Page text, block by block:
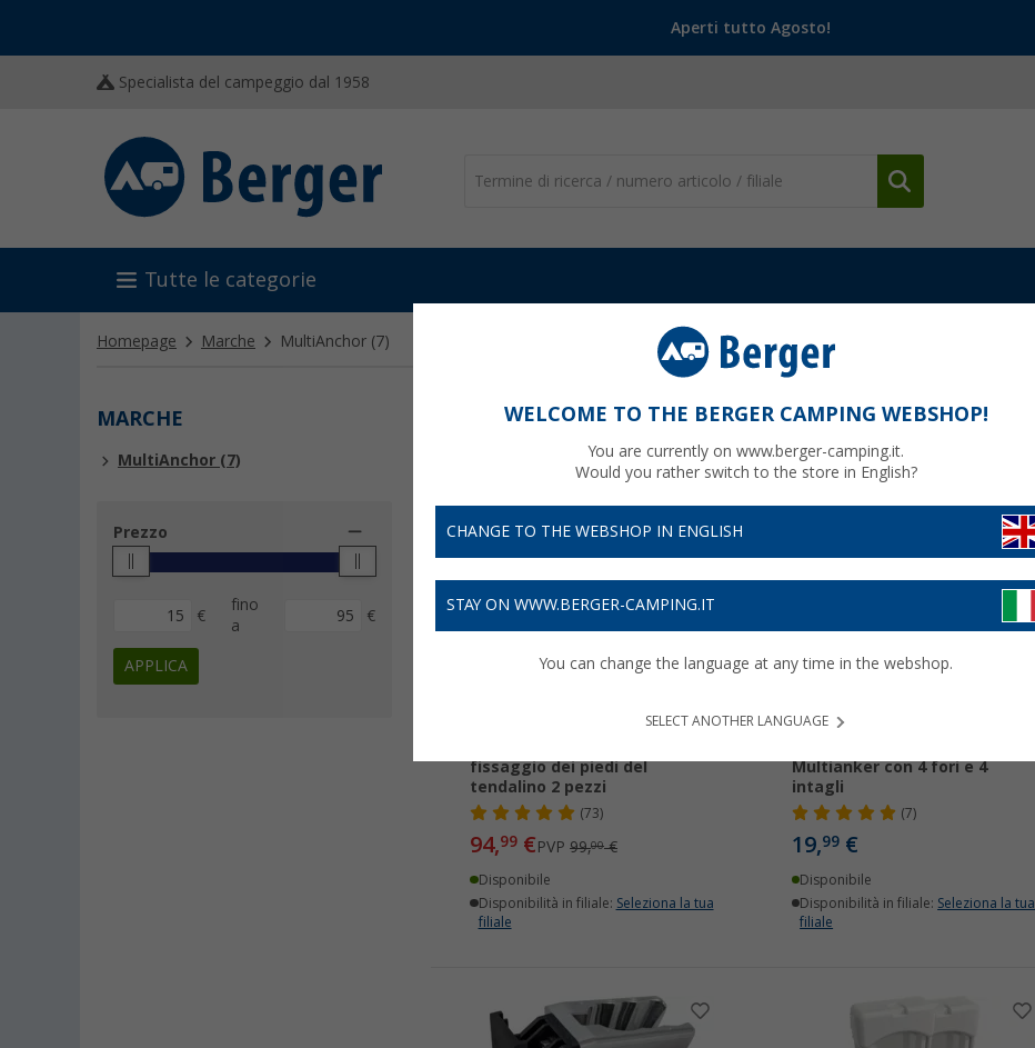
Aperti tutto Agosto!
Specialista del campeggio dal 1958
Tutte le categorie
Homepage Marche MultiAnchor (7)
MARCHE
MultiAnchor (7)
Prezzo
€
fino
a
€
APPLICA
MULTIANCHOR
fissaggio dei piedi del
tendalino 2 pezzi
(73)
94,99 €PVP99,00€
Disponibile
Disponibilità in filiale: Seleziona la tua
filiale
Multianker con 4 fori e 4
intagli
(7)
19,99€
Disponibile
Disponibilità in filiale: Seleziona la tua
filiale
WELCOME TO THE BERGER CAMPING WEBSHOP!
You are currently on www.berger-camping.it.
Would you rather switch to the store in English?
CHANGE TO THE WEBSHOP IN ENGLISH
STAY ON WWW.BERGER-CAMPING.IT
You can change the language at any time in the webshop.
SELECT ANOTHER LANGUAGE